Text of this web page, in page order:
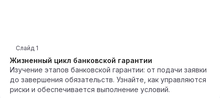
Жизненный цикл банковской гарантии
Слайд 1
Изучение этапов банковской гарантии: от подачи заявки
до завершения обязательств. Узнайте, как управляются
риски и обеспечивается выполнение условий.